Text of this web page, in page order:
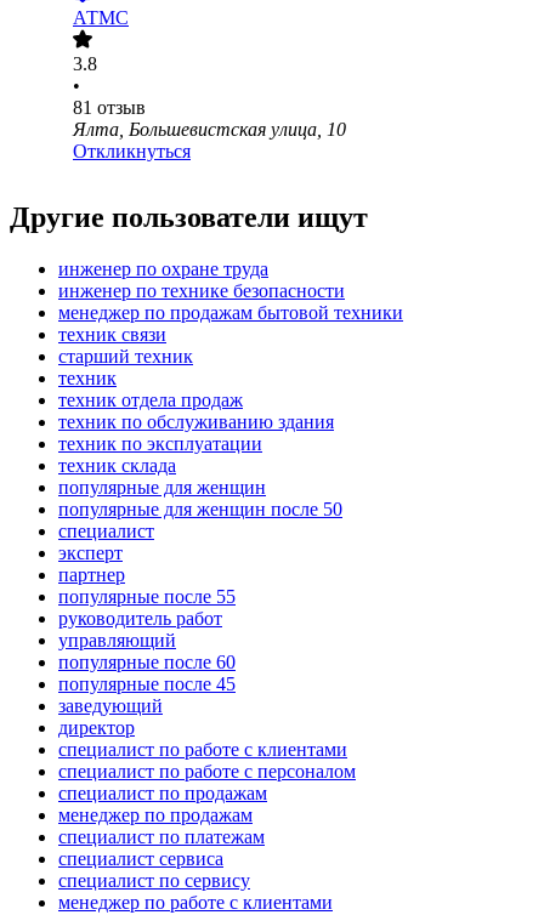
АТМС
3.8
•
81 отзыв
Ялта, Большевистская улица, 10
Откликнуться
Другие пользователи ищут
инженер по охране труда
инженер по технике безопасности
менеджер по продажам бытовой техники
техник связи
старший техник
техник
техник отдела продаж
техник по обслуживанию здания
техник по эксплуатации
техник склада
популярные для женщин
популярные для женщин после 50
специалист
эксперт
партнер
популярные после 55
руководитель работ
управляющий
популярные после 60
популярные после 45
заведующий
директор
специалист по работе с клиентами
специалист по работе с персоналом
специалист по продажам
менеджер по продажам
специалист по платежам
специалист сервиса
специалист по сервису
менеджер по работе с клиентами